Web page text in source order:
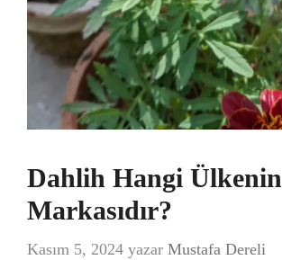
Dahlih Hangi Ülkenin
Markasıdır?
Kasım 5, 2024 yazar Mustafa Dereli